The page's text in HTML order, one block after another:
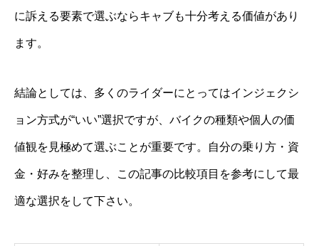
に訴える要素で選ぶならキャブも十分考える価値があり
ます。
結論としては、多くのライダーにとってはインジェクシ
ョン方式が“いい”選択ですが、バイクの種類や個人の価
値観を見極めて選ぶことが重要です。自分の乗り方・資
金・好みを整理し、この記事の比較項目を参考にして最
適な選択をして下さい。